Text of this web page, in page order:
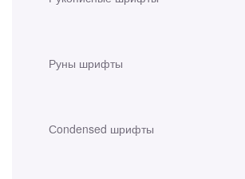
Руны шрифты
Сondensed шрифты